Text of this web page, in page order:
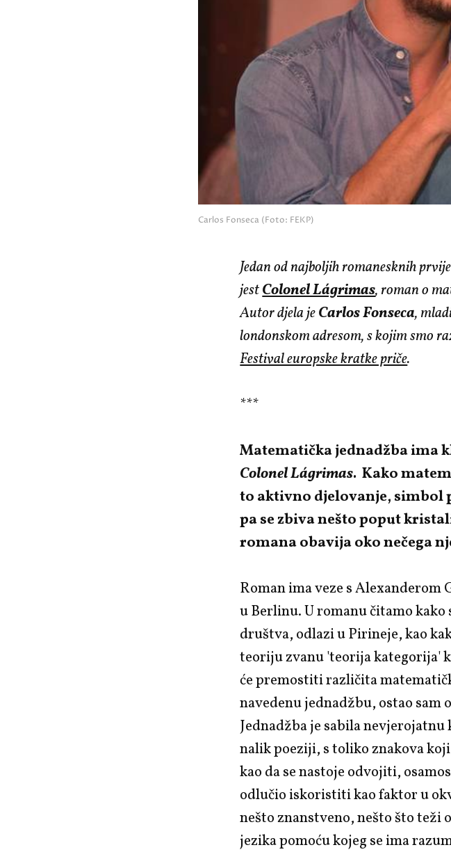
Carlos Fonseca (Foto: FEKP)
Jedan od najboljih romanesknih
jestColonel Lágrimas, romano
Autor djela jeCarlos Fonseca,
londonskom adresom, s kojim smo
Festival europske kratke priče.
***
Matematička jednadžba ima
Colonel Lágrimas. Kako
to aktivno djelovanje, simbol
pa se zbiva nešto poput
romana obavija oko nečega
Roman ima veze s
u Berlinu. U romanu čitamo
društva, odlazi u Pirineje, kao
teoriju zvanu 'teorija kategorija'
će premostiti različita
navedenu jednadžbu, ostao
Jednadžba je sabila
nalik poeziji, s toliko znakova
kao da se nastoje odvojiti,
odlučio iskoristiti kao faktor u
nešto znanstveno, nešto što teži
jezika pomoću kojeg se ima